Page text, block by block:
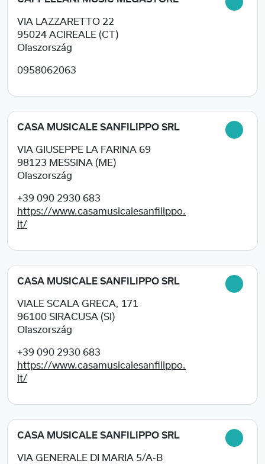
VIA LAZZARETTO 22
95024 ACIREALE (CT)
Olaszország
0958062063
CASA MUSICALE SANFILIPPO SRL
VIA GIUSEPPE LA FARINA 69
98123 MESSINA (ME)
Olaszország
+39 090 2930 683
https://www.casamusicalesanfilippo.
it/
CASA MUSICALE SANFILIPPO SRL
VIALE SCALA GRECA, 171
96100 SIRACUSA (SI)
Olaszország
+39 090 2930 683
https://www.casamusicalesanfilippo.
it/
CASA MUSICALE SANFILIPPO SRL
VIA GENERALE DI MARIA 5/A-B